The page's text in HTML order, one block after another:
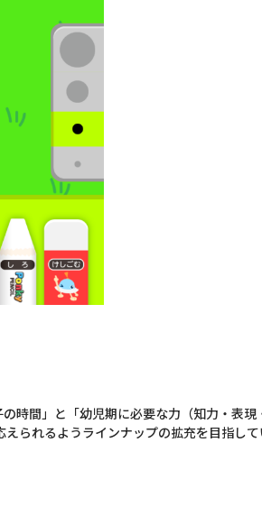
時間」と「幼児期に必要な力（知力・表
られるようラインナップの拡充を目指して